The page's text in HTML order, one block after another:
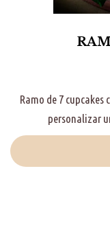
Ramo de 7
personalizar